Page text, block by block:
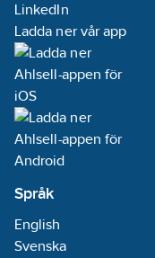
LinkedIn
Ladda ner vår app
Språk
English
Svenska